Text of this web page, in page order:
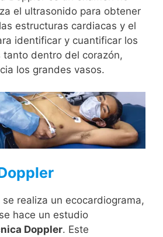
el ultrasonido para obtener
estructuras cardiacas y el
identificar y cuantificar los
tanto dentro del corazón,
los grandes vasos.
realiza un ecocardiograma,
hace un estudio
Doppler. Este